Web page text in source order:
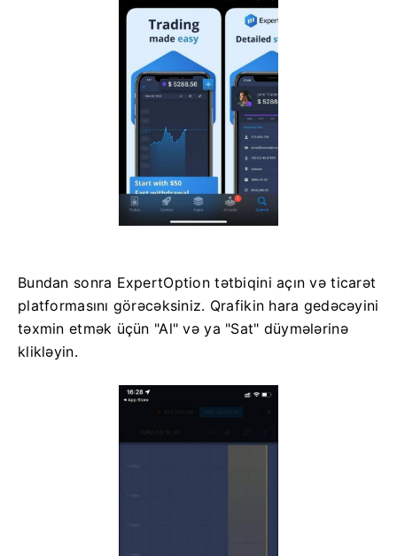
Bundan sonra ExpertOption tətbiqini açın və ticarət
platformasını görəcəksiniz. Qrafikin hara gedəcəyini
təxmin etmək üçün "Al" və ya "Sat" düymələrinə
klikləyin.